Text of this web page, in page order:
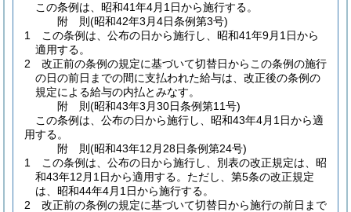
この条例は、昭和41年4月1日から施行する。
附 則(昭和42年3月4日条例第3号)
1
この条例は、公布の日から施行し、昭和41年9月1日から
適用する。
2
改正前の条例の規定に基づいて切替日からこの条例の施行
の日の前日までの間に支払われた給与は、改正後の条例の
規定による給与の内払とみなす。
附 則(昭和43年3月30日条例第11号)
この条例は、公布の日から施行し、昭和43年4月1日から適
用する。
附 則(昭和43年12月28日条例第24号)
1
この条例は、公布の日から施行し、別表の改正規定は、昭
和43年12月1日から適用する。 ただし、第5条の改正規定
は、昭和44年4月1日から施行する。
2
改正前の条例の規定に基づいて切替日から施行の前日まで